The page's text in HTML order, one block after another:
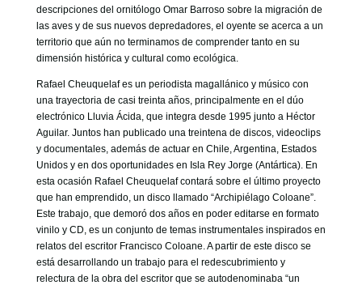
descripciones del ornitólogo Omar Barroso sobre la migración de
las aves y de sus nuevos depredadores, el oyente se acerca a un
territorio que aún no terminamos de comprender tanto en su
dimensión histórica y cultural como ecológica.
Rafael Cheuquelaf es un periodista magallánico y músico con
una trayectoria de casi treinta años, principalmente en el dúo
electrónico Lluvia Ácida, que integra desde 1995 junto a Héctor
Aguilar. Juntos han publicado una treintena de discos, videoclips
y documentales, además de actuar en Chile, Argentina, Estados
Unidos y en dos oportunidades en Isla Rey Jorge (Antártica). En
esta ocasión Rafael Cheuquelaf contará sobre el último proyecto
que han emprendido, un disco llamado “Archipiélago Coloane”.
Este trabajo, que demoró dos años en poder editarse en formato
vinilo y CD, es un conjunto de temas instrumentales inspirados en
relatos del escritor Francisco Coloane. A partir de este disco se
está desarrollando un trabajo para el redescubrimiento y
relectura de la obra del escritor que se autodenominaba “un